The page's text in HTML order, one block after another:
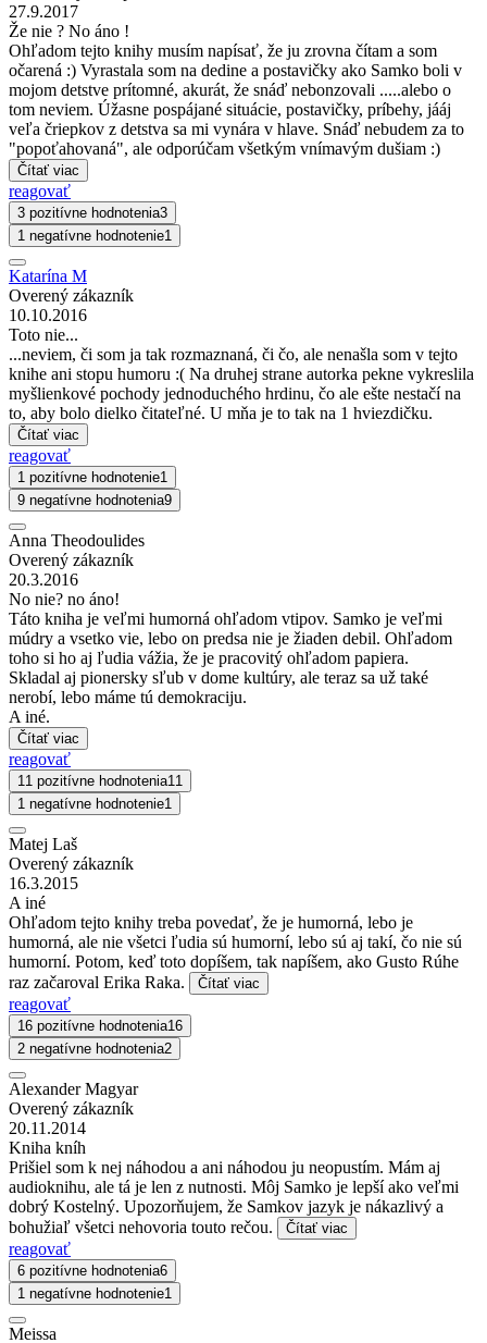
27.9.2017
Že nie ? No áno !
Ohľadom tejto knihy musím napísať, že ju zrovna čítam a som
očarená :) Vyrastala som na dedine a postavičky ako Samko boli v
mojom detstve prítomné, akurát, že snáď nebonzovali .....alebo o
tom neviem. Úžasne pospájané situácie, postavičky, príbehy, jááj
veľa čriepkov z detstva sa mi vynára v hlave. Snáď nebudem za to
"popoťahovaná", ale odporúčam všetkým vnímavým dušiam :)
Čítať viac
reagovať
3 pozitívne hodnotenia3
1 negatívne hodnotenie1
Katarína M
Overený zákazník
10.10.2016
Toto nie...
...neviem, či som ja tak rozmaznaná, či čo, ale nenašla som v tejto
knihe ani stopu humoru :( Na druhej strane autorka pekne vykreslila
myšlienkové pochody jednoduchého hrdinu, čo ale ešte nestačí na
to, aby bolo dielko čitateľné. U mňa je to tak na 1 hviezdičku.
Čítať viac
reagovať
1 pozitívne hodnotenie1
9 negatívne hodnotenia9
Anna Theodoulides
Overený zákazník
20.3.2016
No nie? no áno!
Táto kniha je veľmi humorná ohľadom vtipov. Samko je veľmi
múdry a vsetko vie, lebo on predsa nie je žiaden debil. Ohľadom
toho si ho aj ľudia vážia, že je pracovitý ohľadom papiera.
Skladal aj pionersky sľub v dome kultúry, ale teraz sa už také
nerobí, lebo máme tú demokraciju.
A iné.
Čítať viac
reagovať
11 pozitívne hodnotenia11
1 negatívne hodnotenie1
Matej Laš
Overený zákazník
16.3.2015
A iné
Ohľadom tejto knihy treba povedať, že je humorná, lebo je
humorná, ale nie všetci ľudia sú humorní, lebo sú aj takí, čo nie sú
humorní. Potom, keď toto dopíšem, tak napíšem, ako Gusto Rúhe
raz začaroval Erika Raka.
Čítať viac
reagovať
16 pozitívne hodnotenia16
2 negatívne hodnotenia2
Alexander Magyar
Overený zákazník
20.11.2014
Kniha kníh
Prišiel som k nej náhodou a ani náhodou ju neopustím. Mám aj
audioknihu, ale tá je len z nutnosti. Môj Samko je lepší ako veľmi
dobrý Kostelný. Upozorňujem, že Samkov jazyk je nákazlivý a
bohužiaľ všetci nehovoria touto rečou.
Čítať viac
reagovať
6 pozitívne hodnotenia6
1 negatívne hodnotenie1
Meissa